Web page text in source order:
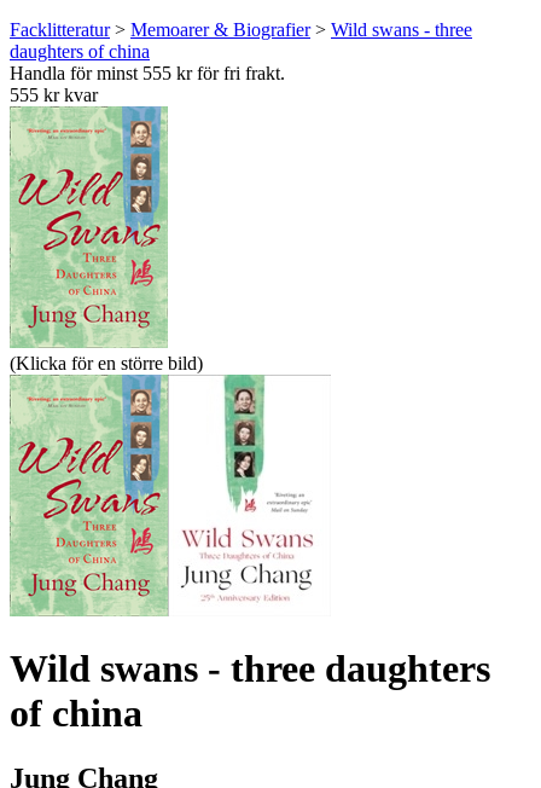
Facklitteratur> Memoarer & Biografier> Wild swans - three
daughters of china
Handla för minst 555 kr för fri frakt.
555 kr kvar
(Klicka för en större bild)
Wild swans - three daughters
of china
Jung Chang